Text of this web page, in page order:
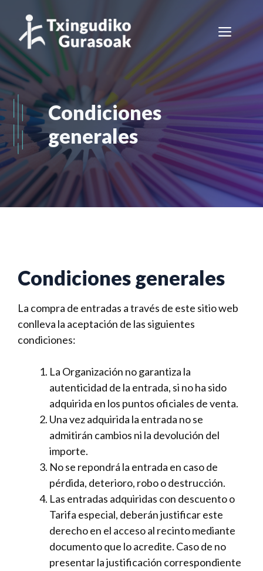
contenido
Condiciones
generales
Condiciones generales
La compra de entradas a través de este sitio web
conlleva la aceptación de las siguientes
condiciones:
La Organización no garantiza la
autenticidad de la entrada, si no ha sido
adquirida en los puntos oficiales de venta.
Una vez adquirida la entrada no se
admitirán cambios ni la devolución del
importe.
No se repondrá la entrada en caso de
pérdida, deterioro, robo o destrucción.
Las entradas adquiridas con descuento o
Tarifa especial, deberán justificar este
derecho en el acceso al recinto mediante
documento que lo acredite. Caso de no
presentar la justificación correspondiente